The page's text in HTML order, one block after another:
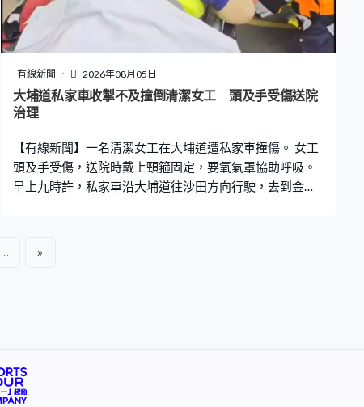
意工友的特徵，例如他們的帽、執行的工序及裝備等。」
無人機的紅外線鏡頭下一步還會加入人工智能影像分析技
術，勞工處相信可進一步提高執法效率。溫治平：「未來
是紅外線加認人，再配合一些行為，因為吸煙的時候，可
想而知會有一些抽煙的行為，我們分析這三個元素，方便
我們再精準去斷定有沒有人吸煙。」這款紅外線無人機每
擋住，例如是牆壁，就不能偵測。
有線新聞 2026年08月05日
大埔道私家車收掣不及撞倒清潔女工 頭及手受傷送院
治理
【有線新聞】一名清潔女工在大埔道遭私家車撞傷。 女工
頭及手受傷，送院時戴上頸箍固定，要氧氣罩協助呼吸。
早上九時許，私家車沿大埔道往沙田方向行駛，去到金山
... »